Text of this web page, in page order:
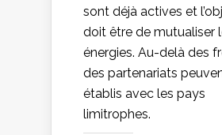
sont déjà actives et
doit être de mutualiser
énergies. Au-delà des
des partenariats
établis avec les pays
limitrophes.